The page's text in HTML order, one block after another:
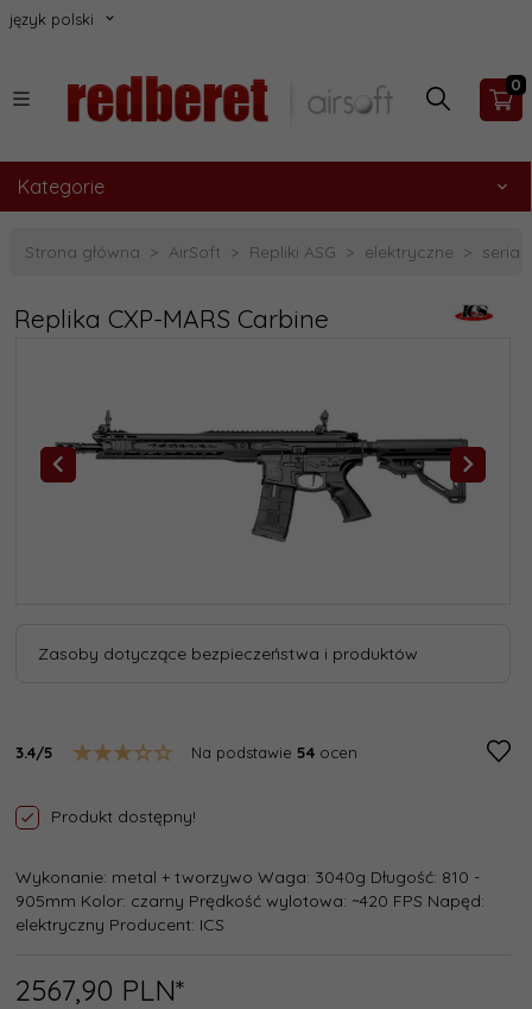
język polski
0
Kategorie
Strona główna AirSoft Repliki ASG elektryczne seria
Replika CXP-MARS Carbine
Zasoby dotyczące bezpieczeństwa i produktów
3.4/5 Na podstawie 54 ocen
Produkt dostępny!
Wykonanie: metal + tworzywo Waga: 3040g Długość: 810 -
905mm Kolor: czarny Prędkość wylotowa: ~420 FPS Napęd:
elektryczny Producent: ICS
2567,90 PLN*